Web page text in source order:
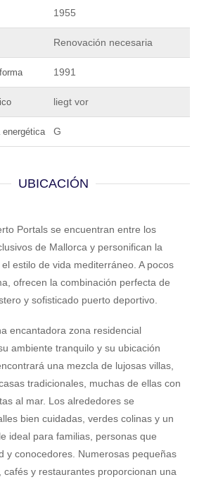
1955
Renovación necesaria
1991
liegt vor
G
UBICACIÓN
Portals se encuentran entre los
de Mallorca y personifican la
estilo de vida mediterráneo. A pocos
ofrecen la combinación perfecta de
y sofisticado puerto deportivo.
encantadora zona residencial
ambiente tranquilo y su ubicación
una mezcla de lujosas villas,
tradicionales, muchas de ellas con
al mar. Los alrededores se
bien cuidadas, verdes colinas y un
ideal para familias, personas que
y conocedores. Numerosas pequeñas
cafés y restaurantes proporcionan una